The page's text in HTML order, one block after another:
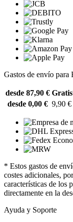
Gastos de envío para
desde 87,90 €
desde 0,00 € 9,90 €
* Estos gastos de
costes adicionales,
características de los
directamente en la
Ayuda y Soporte